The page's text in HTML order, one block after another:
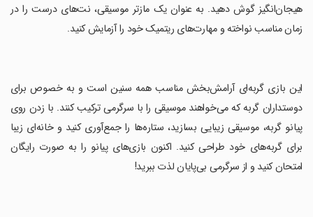
هیجان‌انگیز گوش دهید. به عنوان یک مازتر موسیقی، نت‌های درست را در
زمان مناسب نواخته و مهارت‌های ریتمیک خود را آزمایش کنید.
‏این بازی گربه‌ای آرامش‌بخش مناسب همه سنین است و به خصوص برای
دوستداران گربه که می‌خواهند موسیقی را با سرگرمی ترکیب کنند. با زدن روی
پیانو گربه، موسیقی زیبایی بسازید، ستاره‌ها را جمع‌آوری کنید و خانه‌ای زیبا
برای گربه‌های خود طراحی کنید. اکنون بازی‌های پیانو را به صورت رایگان
امتحان کنید و از سرگرمی بی‌پایان لذت ببرید!